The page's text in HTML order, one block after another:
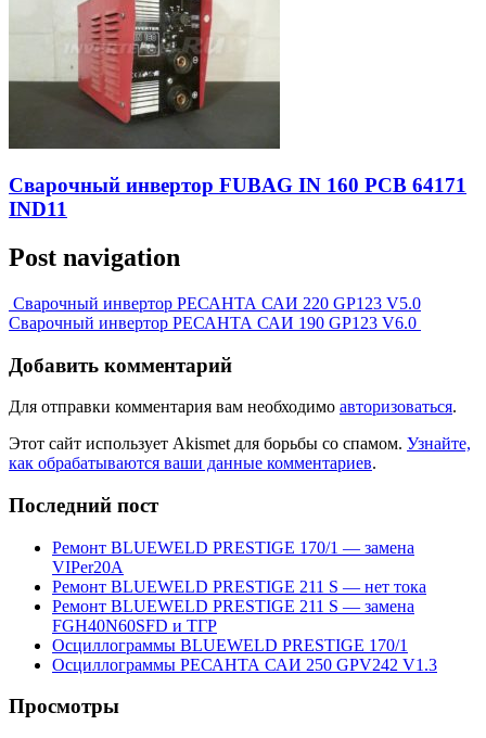
Сварочный инвертор FUBAG IN 160 PCB 64171
IND11
Post navigation
Сварочный инвертор РЕСАНТА САИ 220 GP123 V5.0
Сварочный инвертор РЕСАНТА САИ 190 GP123 V6.0
Добавить комментарий
Для отправки комментария вам необходимо авторизоваться.
Этот сайт использует Akismet для борьбы со спамом. Узнайте,
как обрабатываются ваши данные комментариев.
Последний пост
Ремонт BLUEWELD PRESTIGE 170/1 — замена
VIPer20A
Ремонт BLUEWELD PRESTIGE 211 S — нет тока
Ремонт BLUEWELD PRESTIGE 211 S — замена
FGH40N60SFD и ТГР
Осциллограммы BLUEWELD PRESTIGE 170/1
Осциллограммы РЕСАНТА САИ 250 GPV242 V1.3
Просмотры